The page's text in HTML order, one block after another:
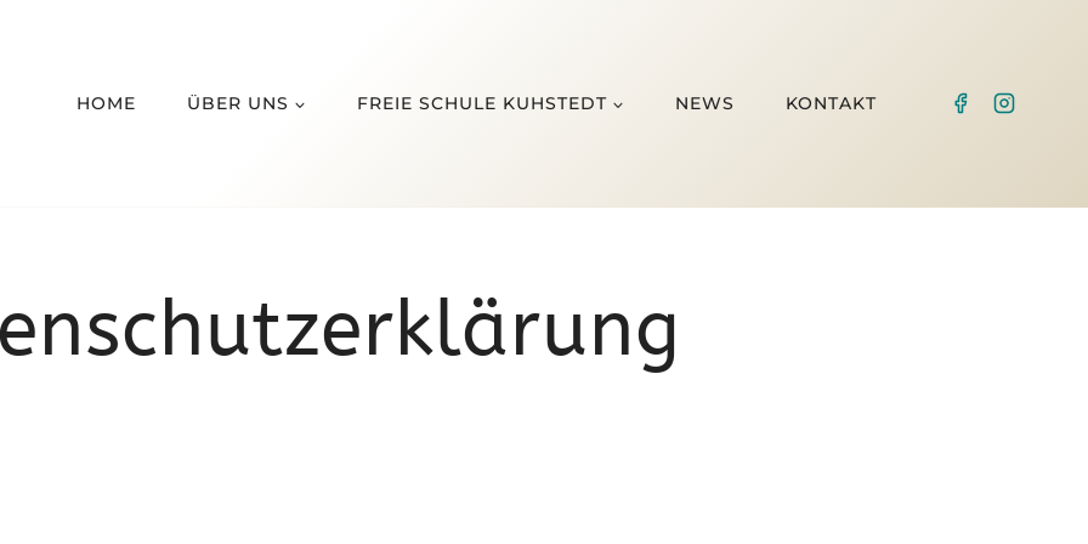
HOME ÜBER UNS FREIE SCHULE KUHSTEDT NEWS KONTAKT